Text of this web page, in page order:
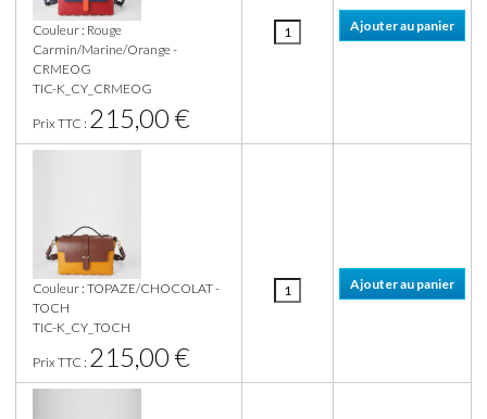
Couleur : Rouge
Carmin/Marine/Orange -
CRMEOG
TIC-K_CY_CRMEOG
Prix TTC : 215,00 €
Couleur : TOPAZE/CHOCOLAT -
TOCH
TIC-K_CY_TOCH
Prix TTC : 215,00 €